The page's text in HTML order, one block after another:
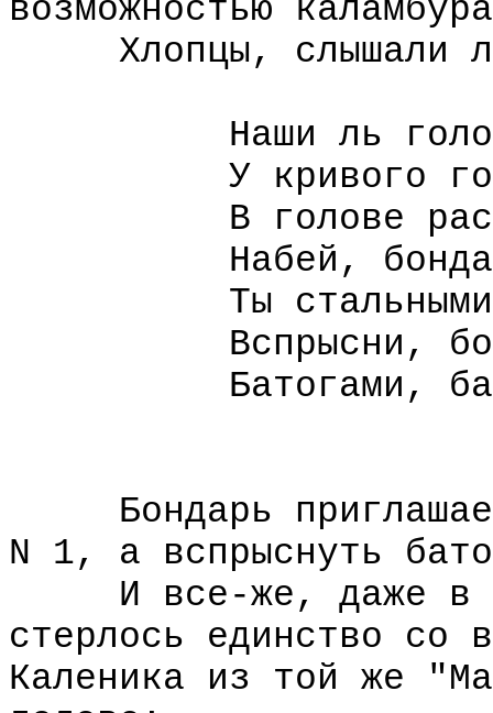
возможностью
Хлопцы, слышали
Наши ль головы
У кривого
В голове
Набей,
Ты стальными
Вспрысни,
Батогами,
Бондарь
N 1, а вспрыснуть
И все-же, даже в
стерлось единство со
Каленика из той же